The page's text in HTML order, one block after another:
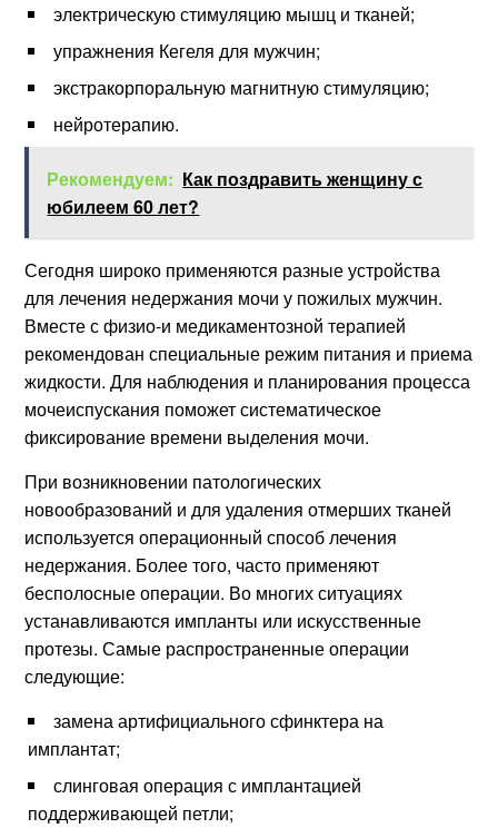
электрическую стимуляцию мышц и тканей;
упражнения Кегеля для мужчин;
экстракорпоральную магнитную стимуляцию;
нейротерапию.
Рекомендуем: Как поздравить женщину с
юбилеем 60 лет?
Сегодня широко применяются разные устройства
для лечения недержания мочи у пожилых мужчин.
Вместе с физио-и медикаментозной терапией
рекомендован специальные режим питания и приема
жидкости. Для наблюдения и планирования процесса
мочеиспускания поможет систематическое
фиксирование времени выделения мочи.
При возникновении патологических
новообразований и для удаления отмерших тканей
используется операционный способ лечения
недержания. Более того, часто применяют
бесполосные операции. Во многих ситуациях
устанавливаются импланты или искусственные
протезы. Самые распространенные операции
следующие:
замена артифициального сфинктера на
имплантат;
слинговая операция с имплантацией
поддерживающей петли;